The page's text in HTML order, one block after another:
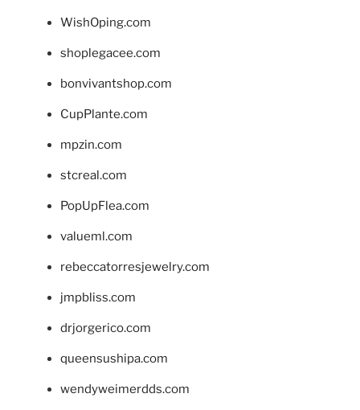
WishOping.com
shoplegacee.com
bonvivantshop.com
CupPlante.com
mpzin.com
stcreal.com
PopUpFlea.com
valueml.com
rebeccatorresjewelry.com
jmpbliss.com
drjorgerico.com
queensushipa.com
wendyweimerdds.com